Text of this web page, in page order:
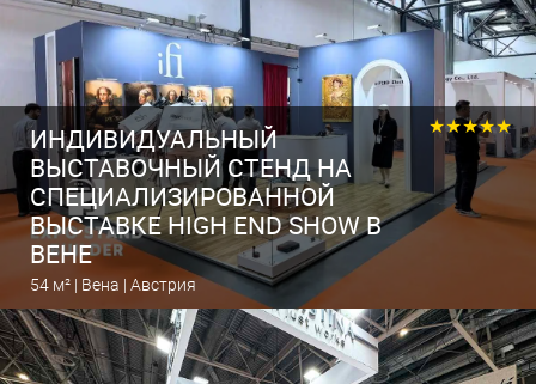
ИНДИВИДУАЛЬНЫЙ
ВЫСТАВОЧНЫЙ СТЕНД НА
СПЕЦИАЛИЗИРОВАННОЙ
ВЫСТАВКЕ HIGH END SHOW В
ВЕНЕ
★★★★★
54 м² | Вена | Австрия
Рассчитать выставочный стенд